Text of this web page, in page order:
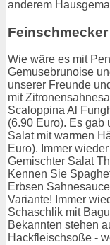
anderem
Wie wäre es mit
Gemusebrunoise
unserer Freunde
mit
Scaloppina Al
(6.90 Euro). Es gab
Salat mit warmen
Euro). Immer
Gemischter Salat
Kennen Sie
Erbsen
Variante! Immer
Schaschlik mit
Bekannten stehen
Hackfleischsoße -